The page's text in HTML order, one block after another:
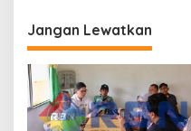
a
s
i
p
Jangan Lewatkan